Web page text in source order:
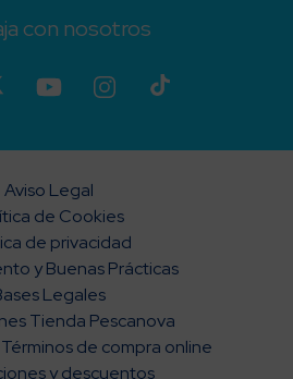
con nosotros
Aviso Legal
de Cookies
de privacidad
y Buenas Prácticas
Legales
Tienda Pescanova
de compra online
y descuentos